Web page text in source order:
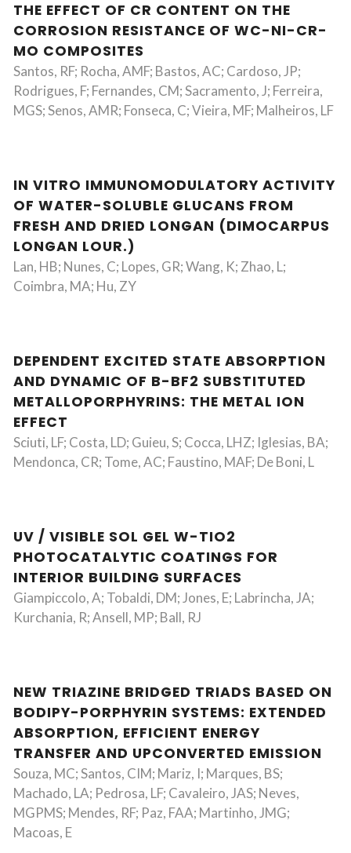
THE EFFECT OF CR CONTENT ON THE
CORROSION RESISTANCE OF WC-NI-CR-
MO COMPOSITES
Santos, RF; Rocha, AMF; Bastos, AC; Cardoso, JP;
Rodrigues, F; Fernandes, CM; Sacramento, J; Ferreira,
MGS; Senos, AMR; Fonseca, C; Vieira, MF; Malheiros, LF
IN VITRO IMMUNOMODULATORY ACTIVITY
OF WATER-SOLUBLE GLUCANS FROM
FRESH AND DRIED LONGAN (DIMOCARPUS
LONGAN LOUR.)
Lan, HB; Nunes, C; Lopes, GR; Wang, K; Zhao, L;
Coimbra, MA; Hu, ZY
DEPENDENT EXCITED STATE ABSORPTION
AND DYNAMIC OF B-BF2 SUBSTITUTED
METALLOPORPHYRINS: THE METAL ION
EFFECT
Sciuti, LF; Costa, LD; Guieu, S; Cocca, LHZ; Iglesias, BA;
Mendonca, CR; Tome, AC; Faustino, MAF; De Boni, L
UV / VISIBLE SOL GEL W-TIO2
PHOTOCATALYTIC COATINGS FOR
INTERIOR BUILDING SURFACES
Giampiccolo, A; Tobaldi, DM; Jones, E; Labrincha, JA;
Kurchania, R; Ansell, MP; Ball, RJ
NEW TRIAZINE BRIDGED TRIADS BASED ON
BODIPY-PORPHYRIN SYSTEMS: EXTENDED
ABSORPTION, EFFICIENT ENERGY
TRANSFER AND UPCONVERTED EMISSION
Souza, MC; Santos, CIM; Mariz, I; Marques, BS;
Machado, LA; Pedrosa, LF; Cavaleiro, JAS; Neves,
MGPMS; Mendes, RF; Paz, FAA; Martinho, JMG;
Macoas, E